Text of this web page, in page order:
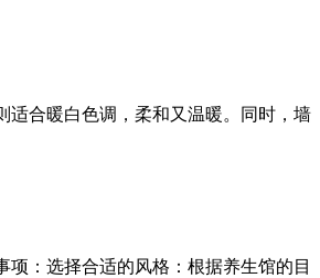
适合暖白色调，柔和又温暖。同时，墙
：选择合适的风格：根据养生馆的目